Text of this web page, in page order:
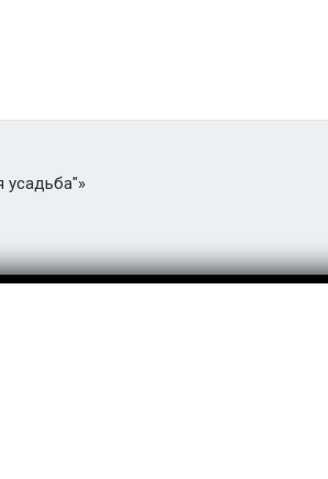
усадьба"»